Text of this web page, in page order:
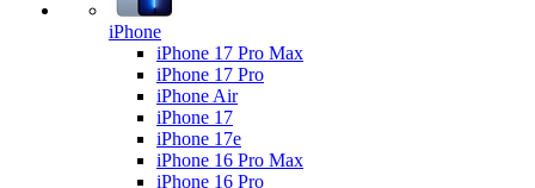
iPhone
iPhone 17 Pro Max
iPhone 17 Pro
iPhone Air
iPhone 17
iPhone 17e
iPhone 16 Pro Max
iPhone 16 Pro